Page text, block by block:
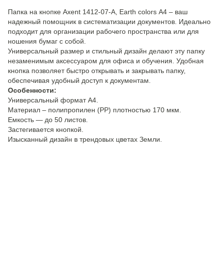
Папка на кнопке Axent 1412-07-A, Earth colors А4 – ваш
надежный помощник в систематизации документов. Идеально
подходит для организации рабочего пространства или для
ношения бумаг с собой.
Универсальный размер и стильный дизайн делают эту папку
незаменимым аксессуаром для офиса и обучения. Удобная
кнопка позволяет быстро открывать и закрывать папку,
обеспечивая удобный доступ к документам.
Особенности:
Универсальный формат A4.
Материал – полипропилен (PP) плотностью 170 мкм.
Емкость — до 50 листов.
Застегивается кнопкой.
Изысканный дизайн в трендовых цветах Земли.